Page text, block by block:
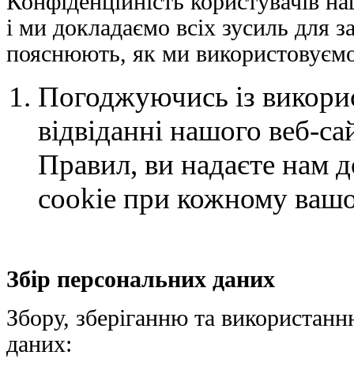
і ми докладаємо всіх зусиль для
пояснюють, як ми
Погоджуючись із
відвіданні нашого веб-
Правил, ви надаєте нам
cookie при кожному
Збір персональних даних
Збору, зберіганню та
даних: